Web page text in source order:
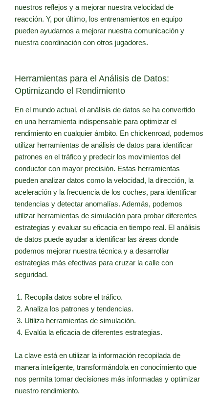
nuestros reflejos y a mejorar nuestra velocidad de
reacción. Y, por último, los entrenamientos en equipo
pueden ayudarnos a mejorar nuestra comunicación y
nuestra coordinación con otros jugadores.
Herramientas para el Análisis de Datos:
Optimizando el Rendimiento
En el mundo actual, el análisis de datos se ha convertido
en una herramienta indispensable para optimizar el
rendimiento en cualquier ámbito. En chickenroad, podemos
utilizar herramientas de análisis de datos para identificar
patrones en el tráfico y predecir los movimientos del
conductor con mayor precisión. Estas herramientas
pueden analizar datos como la velocidad, la dirección, la
aceleración y la frecuencia de los coches, para identificar
tendencias y detectar anomalías. Además, podemos
utilizar herramientas de simulación para probar diferentes
estrategias y evaluar su eficacia en tiempo real. El análisis
de datos puede ayudar a identificar las áreas donde
podemos mejorar nuestra técnica y a desarrollar
estrategias más efectivas para cruzar la calle con
seguridad.
Recopila datos sobre el tráfico.
Analiza los patrones y tendencias.
Utiliza herramientas de simulación.
Evalúa la eficacia de diferentes estrategias.
La clave está en utilizar la información recopilada de
manera inteligente, transformándola en conocimiento que
nos permita tomar decisiones más informadas y optimizar
nuestro rendimiento.